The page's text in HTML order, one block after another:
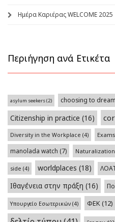
Ημέρα Καριέρας WELCOME 2025
Περιήγηση ανά Ετικέτα
asylum seekers(2) choosing to dream
Citizenship in practice (16)
Diversity in the Workplace (4) Exams
manolada watch (7) Naturalization
side (4) worldplaces (18)
Ιθαγένεια στην πράξη (16)
Υπουργείο Εσωτερικών (4) ΦΕΚ(12)